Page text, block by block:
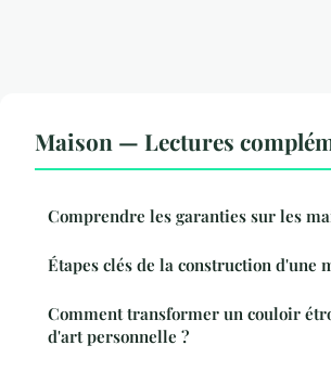
Maison — Lectures
Comprendre les garanties sur les
Étapes clés de la construction d'une
Comment transformer un couloir
d'art personnelle ?